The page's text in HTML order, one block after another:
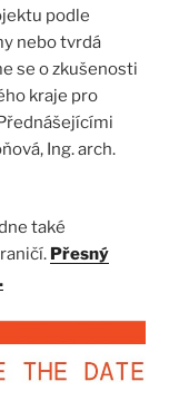
podle
nebo tvrdá
se o zkušenosti
kraje pro
Ing. arch.
také
Přesný